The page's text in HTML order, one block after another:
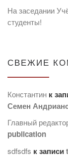
На заседании
студенты!
СВЕЖИЕ
Константин к
Семен
Главный
publication
sdfsdfs к записи